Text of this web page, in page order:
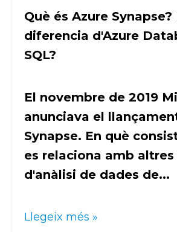
Què és Azure Synapse?
diferencia d'Azure
SQL?
El novembre de 2019
anunciava el
Synapse. En què
es relaciona amb altres
d'anàlisi de dades de...
Llegeix més »